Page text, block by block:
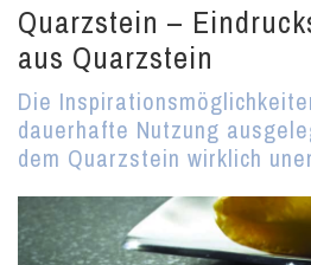
Quarzstein –
aus Quarzstein
Die
dauerhafte Nutzung
dem Quarzstein wirklich